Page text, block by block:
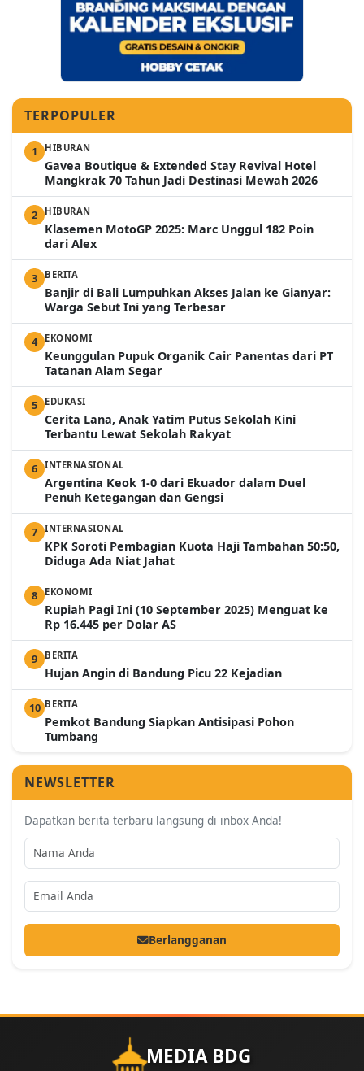
TERPOPULER
1 HIBURAN
Gavea Boutique & Extended Stay Revival Hotel
Mangkrak 70 Tahun Jadi Destinasi Mewah 2026
2 HIBURAN
Klasemen MotoGP 2025: Marc Unggul 182 Poin
dari Alex
3 BERITA
Banjir di Bali Lumpuhkan Akses Jalan ke Gianyar:
Warga Sebut Ini yang Terbesar
4 EKONOMI
Keunggulan Pupuk Organik Cair Panentas dari PT
Tatanan Alam Segar
5 EDUKASI
Cerita Lana, Anak Yatim Putus Sekolah Kini
Terbantu Lewat Sekolah Rakyat
6 INTERNASIONAL
Argentina Keok 1-0 dari Ekuador dalam Duel
Penuh Ketegangan dan Gengsi
7 INTERNASIONAL
KPK Soroti Pembagian Kuota Haji Tambahan 50:50,
Diduga Ada Niat Jahat
8 EKONOMI
Rupiah Pagi Ini (10 September 2025) Menguat ke
Rp 16.445 per Dolar AS
9 BERITA
Hujan Angin di Bandung Picu 22 Kejadian
10 BERITA
Pemkot Bandung Siapkan Antisipasi Pohon
Tumbang
NEWSLETTER
Dapatkan berita terbaru langsung di inbox Anda!
Berlangganan
MEDIA BDG